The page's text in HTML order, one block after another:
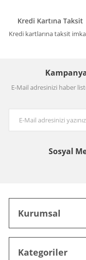
Kredi Kartına Taksit
Kredi kartlarına taksit
E-Mail adresinizi haber
Sosyal
Kurumsal
Kategoriler